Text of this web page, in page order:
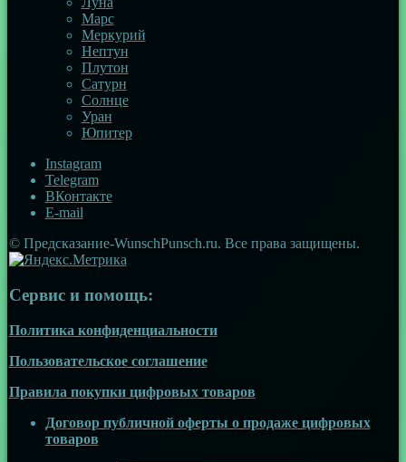
Марс
Меркурий
Нептун
Плутон
Сатурн
Солнце
Уран
Юпитер
Instagram
Telegram
ВКонтакте
E-mail
© Предсказание-WunschPunsch.ru. Все права защищены.
Сервис и помощь:
Политика конфиденциальности
Пользовательское соглашение
Правила покупки цифровых товаров
Договор публичной оферты о продаже цифровых
товаров